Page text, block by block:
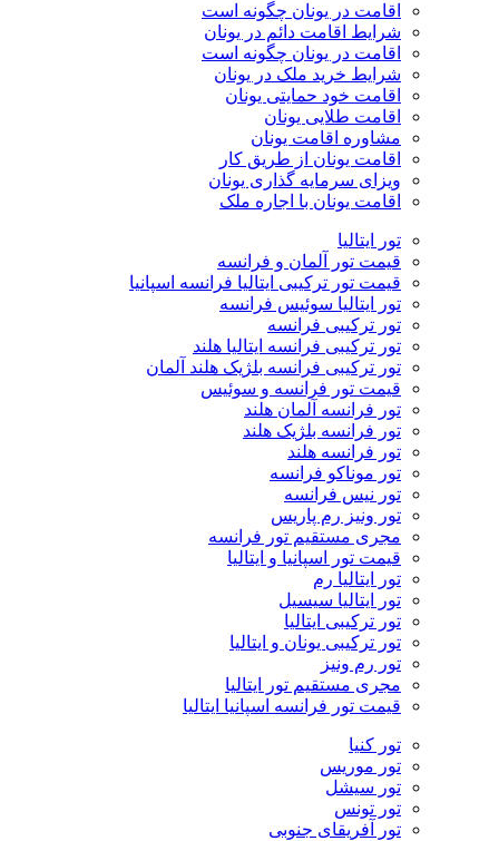
اقامت در یونان چگونه است
شرایط اقامت دائم در یونان
اقامت در یونان چگونه است
شرایط خرید ملک در یونان
اقامت خود حمایتی یونان
اقامت طلایی یونان
مشاوره اقامت یونان
اقامت یونان از طریق کار
ویزای سرمایه گذاری یونان
اقامت یونان با اجاره ملک
تور ایتالیا
قیمت تور آلمان و فرانسه
قیمت تور ترکیبی ایتالیا فرانسه اسپانیا
تور ایتالیا سوئیس فرانسه
تور ترکیبی فرانسه
تور ترکیبی فرانسه ایتالیا هلند
تور ترکیبی فرانسه بلژیک هلند آلمان
قیمت تور فرانسه و سوئیس
تور فرانسه آلمان هلند
تور فرانسه بلژیک هلند
تور فرانسه هلند
تور موناکو فرانسه
تور نیس فرانسه
تور ونیز رم پاریس
مجری مستقیم تور فرانسه
قیمت تور اسپانیا و ایتالیا
تور ایتالیا رم
تور ایتالیا سیسیل
تور ترکیبی ایتالیا
تور ترکیبی یونان و ایتالیا
تور رم ونیز
مجری مستقیم تور ایتالیا
قیمت تور فرانسه اسپانیا ایتالیا
تور کنیا
تور موریس
تور سیشل
تور تونس
تور آفریقای جنوبی